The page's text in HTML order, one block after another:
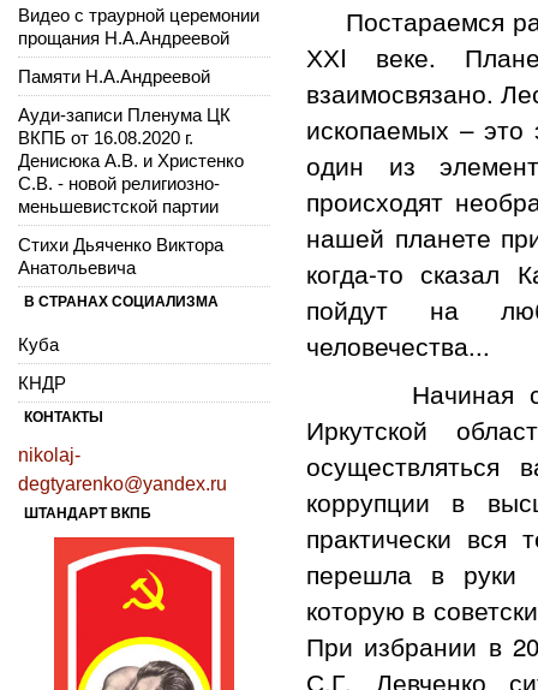
Постараемся
ХХI веке.
взаимосвязано.
ископаемых –
один из
происходят
нашей планете
когда-то сказал
пойдут на
человечества...
Начиная с
Иркутской
осуществляться
коррупции в
практически вся
перешла в руки
которую в
При избрании в
С.Г. Левченко
Видео с траурной церемонии
прощания Н.А.Андреевой
Памяти Н.А.Андреевой
Ауди-записи Пленума ЦК
ВКПБ от 16.08.2020 г.
Денисюка А.В. и Христенко
С.В. - новой религиозно-
меньшевистской партии
Стихи Дьяченко Виктора
Анатольевича
В СТРАНАХ СОЦИАЛИЗМА
Куба
КНДР
КОНТАКТЫ
nikolaj-
degtyarenko@yandex.ru
ШТАНДАРТ ВКПБ